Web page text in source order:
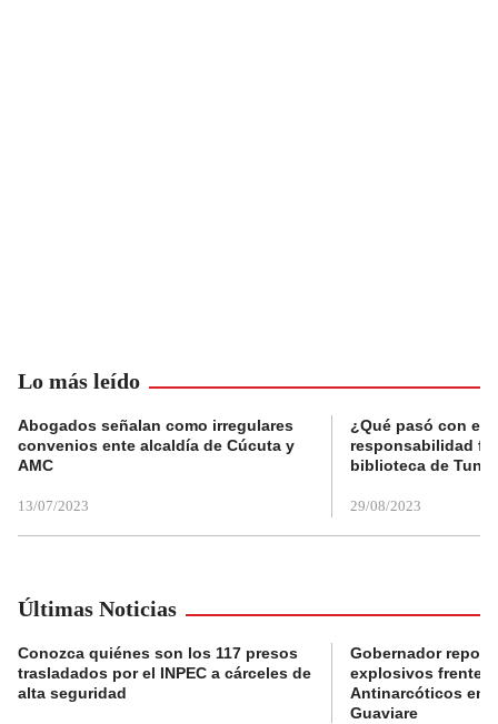
Lo más leído
Abogados señalan como irregulares
convenios ente alcaldía de Cúcuta y
AMC
13/07/2023
¿Qué pasó con el
responsabilidad
biblioteca de
29/08/2023
Últimas Noticias
Conozca quiénes son los 117 presos
trasladados por el INPEC a cárceles de
alta seguridad
Gobernador
explosivos frente a
Antinarcóticos en
Guaviare